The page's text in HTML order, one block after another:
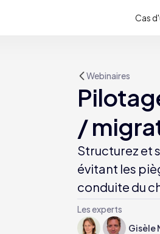
Cas
Webinaires
/
Structurez et
évitant les
conduite du
Les experts
Gisèle